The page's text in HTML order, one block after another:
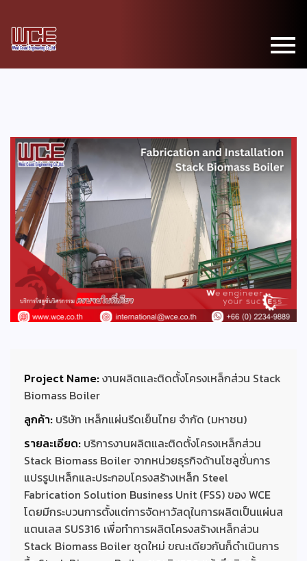
Project Name:งานผลิตและติดตั้งโครงเหล็กส่วน Stack
Biomass Boiler
ลูกค้า: บริษัท เหล็กแผ่นรีดเย็นไทย จำกัด (มหาชน)
รายละเอียด: บริการงานผลิตและติดตั้งโครงเหล็กส่วน
Stack Biomass Boiler จากหน่วยธุรกิจด้านโซลูชั่นการ
แปรรูปเหล็กและประกอบโครงสร้างเหล็ก Steel
Fabrication Solution Business Unit (FSS) ของ WCE
โดยมีกระบวนการตั้งแต่การจัดหาวัสดุในการผลิตเป็นแผ่นส
แตนเลส SUS316 เพื่อทำการผลิตโครงสร้างเหล็กส่วน
Stack Biomass Boiler ชุดใหม่ ขณะเดียวกันก็ดำเนินการ